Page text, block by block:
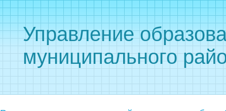
Управление
муниципального